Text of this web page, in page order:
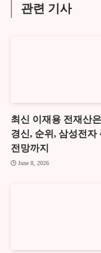
관련 기사
최신 이재용 전재산
경신, 순위, 삼성전자
전망까지
June 8, 2026